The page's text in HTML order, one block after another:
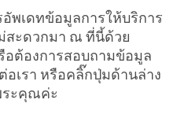
อัพเดทข้อมูลการให้บริการ
สะดวกมา ณ ที่นี้ด้วย
ต้องการสอบถามข้อมูล
อเรา หรือคลิ๊กปุ่มด้านล่าง
ะคุณค่ะ